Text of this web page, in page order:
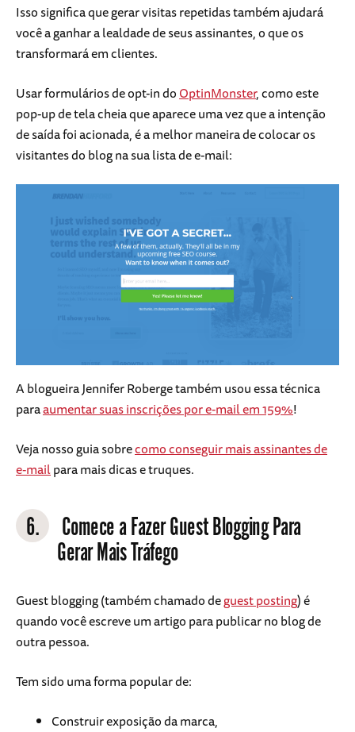
Isso significa que gerar visitas repetidas também ajudará
você a ganhar a lealdade de seus assinantes, o que os
transformará em clientes.
Usar formulários de opt-in doOptinMonster, como este
pop-up de tela cheia que aparece uma vez que a intenção
de saída foi acionada, é a melhor maneira de colocar os
visitantes do blog na sua lista de e-mail:
A blogueira Jennifer Roberge também usou essa técnica
paraaumentar suas inscrições por e-mail em 159%!
Veja nosso guia sobrecomo conseguir mais assinantes de
e-mailpara mais dicas e truques.
6.
Comece a Fazer Guest Blogging Para
Gerar Mais Tráfego
Guest blogging (também chamado deguest posting) é
quando você escreve um artigo para publicar no blog de
outra pessoa.
Tem sido uma forma popular de:
Construir exposição da marca,